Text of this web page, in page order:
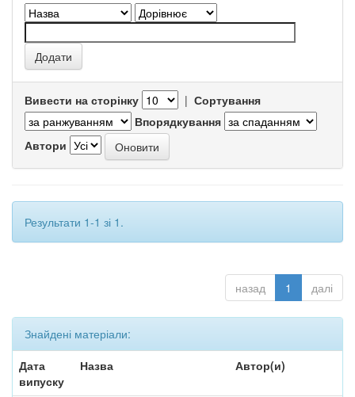
Вивести на сторінку | Сортування
Впорядкування
Автори
Результати 1-1 зі 1.
назад 1 далі
Знайдені матеріали:
Дата
випуску
Назва Автор(и)